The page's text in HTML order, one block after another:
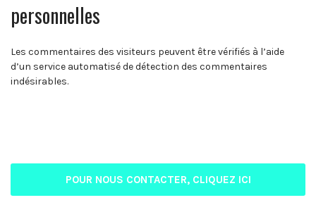
personnelles
Les commentaires des visiteurs peuvent être vérifiés à l’aide
d’un service automatisé de détection des commentaires
indésirables.
POUR NOUS CONTACTER, CLIQUEZ ICI